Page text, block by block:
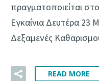
πραγματοποιείται
Εγκαίνια Δευτέρα 23
Δεξαμενές
READ MORE